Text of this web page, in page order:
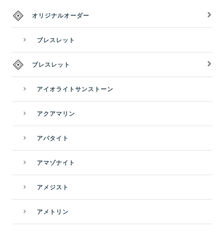
オリジナルオーダー
ブレスレット
ブレスレット
アイオライトサンストーン
アクアマリン
アパタイト
アマゾナイト
アメジスト
アメトリン